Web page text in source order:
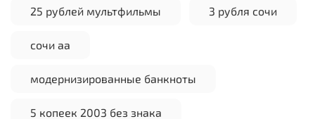
25 рублей мультфильмы 3 рубля сочи
сочи аа
модернизированные банкноты
5 копеек 2003 без знака